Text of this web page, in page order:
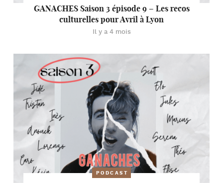
GANACHES Saison 3 épisode 9 – Les recos
culturelles pour Avril à Lyon
Il y a 4 mois
PODCAST